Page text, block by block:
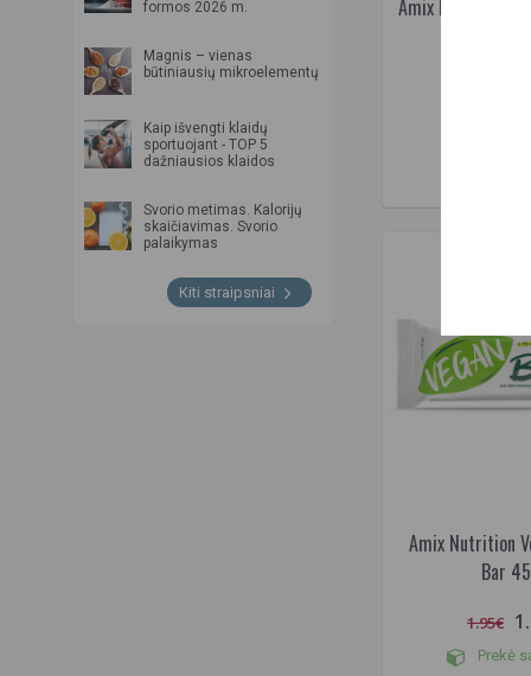
Majonezo
Mango
Mango - pasiflorų
Marcipanų pyrago (Su
šokoladiniu kremu ir žemės
Medaus
Meduolių
formos 2026 m.
Magnis – vienas
būtiniausių mikroelementų
Kaip išvengti klaidų
sportuojant - TOP 5
dažniausios klaidos
Svorio metimas. Kalorijų
skaičiavimas. Svorio
palaikymas
Kiti straipsniai
Amix Nutrition
Amix Nutrition
Bar
1.95€
Prekė